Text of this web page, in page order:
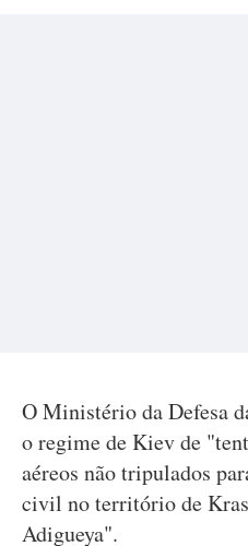
O Ministério da Defesa
o regime de Kiev de
aéreos não tripulados
civil no território de
Adigueya".